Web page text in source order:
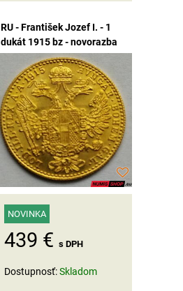
RU - František Jozef I. - 1
dukát 1915 bz - novorazba
NOVINKA
439 € s DPH
Dostupnosť:Skladom